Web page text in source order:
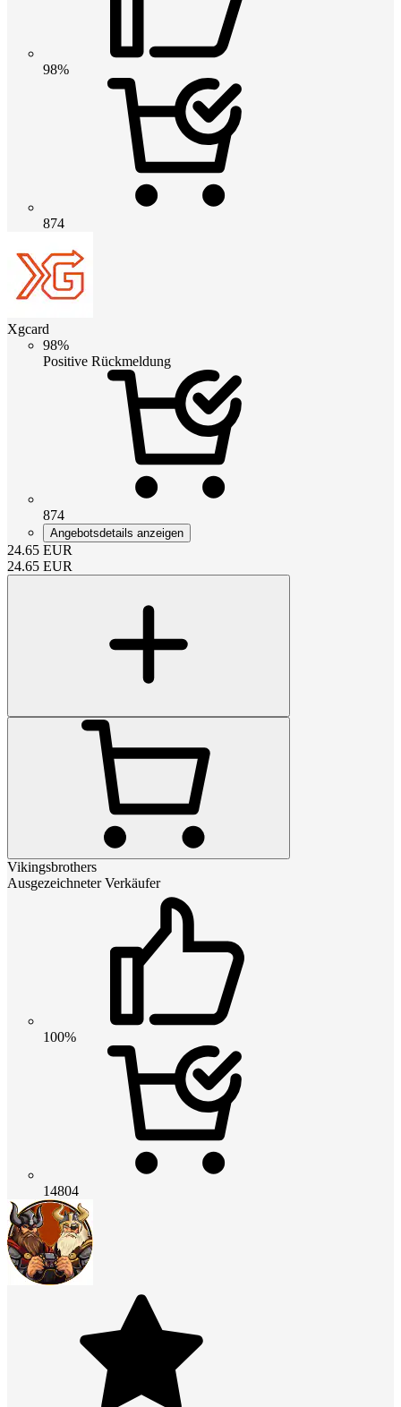
98%
874
Xgcard
98%
Positive Rückmeldung
874
Angebotsdetails anzeigen
24.65 EUR
24.65 EUR
Vikingsbrothers
Ausgezeichneter Verkäufer
100%
14804